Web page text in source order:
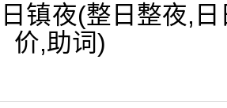
镇夜(整日整夜,
价,助词)